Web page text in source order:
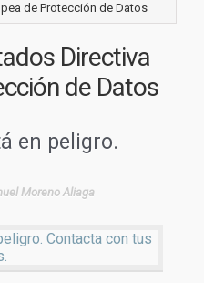
de Protección de Datos
Directiva
de Datos
en peligro.
Moreno Aliaga